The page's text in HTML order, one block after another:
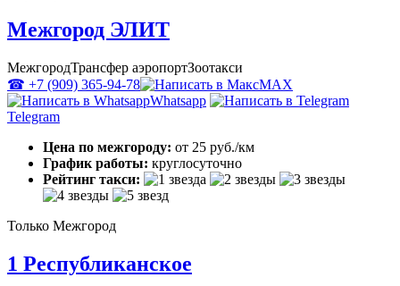
Межгород ЭЛИТ
МежгородТрансфер аэропортЗоотакси
☎ +7 (909) 365-94-78
MAX
Whatsapp
Telegram
Цена по межгороду: от 25 руб./км
График работы: круглосуточно
Рейтинг такси:
Только Межгород
1 Республиканское